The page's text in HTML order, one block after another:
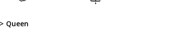
Queen